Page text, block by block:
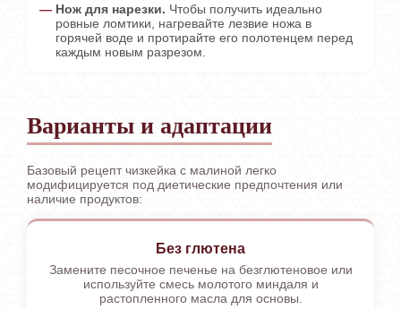
Нож для нарезки. Чтобы получить идеально
ровные ломтики, нагревайте лезвие ножа в
горячей воде и протирайте его полотенцем перед
каждым новым разрезом.
Варианты и адаптации
Базовый рецепт чизкейка с малиной легко
модифицируется под диетические предпочтения или
наличие продуктов:
Без глютена
Замените песочное печенье на безглютеновое или
используйте смесь молотого миндаля и
растопленного масла для основы.